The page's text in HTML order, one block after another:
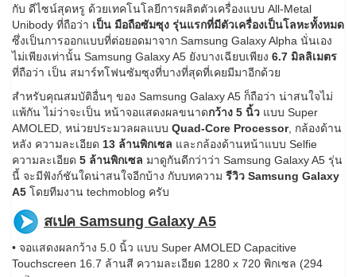
กับ ดีไซน์สุดหรู ด้วยเทคโนโลยีการผลิตตัวเครื่องแบบ All-Metal
Unibody ที่ถือว่า เป็น มือถือซัมซุง รุ่นแรกที่มีตัวเครื่องเป็นโลหะทั้งหมด
ซึ่งเป็นการออกแบบที่ต่อยอดมาจาก Samsung Galaxy Alpha นั่นเอง
ไม่เพียงเท่านั้น Samsung Galaxy A5 ยังบางเฉียบเพียง 6.7 มิลลิเมตร
ที่ถือว่า เป็น สมาร์ทโฟนซัมซุงที่บางที่สุดที่เคยมีมาอีกด้วย
สำหรับคุณสมบัติอื่นๆ ของ Samsung Galaxy A5 ก็ถือว่า น่าสนใจไม่
แพ้กัน ไม่ว่าจะเป็น หน้าจอแสดงผลขนาดกว้าง 5 นิ้ว แบบ Super
AMOLED, หน่วยประมวลผลแบบ Quad-Core Processor, กล้องด้าน
หลัง ความละเอียด 13 ล้านพิกเซล และกล้องด้านหน้าแบบ Selfie
ความละเอียด 5 ล้านพิกเซล มาดูกันดีกว่าว่า Samsung Galaxy A5 รุ่น
นี้ จะมีฟังก์ชันใดน่าสนใจอีกบ้าง กับบทความ รีวิว Samsung Galaxy
A5 โดยทีมงาน techmoblog ครับ
สเปค Samsung Galaxy A5
• จอแสดงผลกว้าง 5.0 นิ้ว แบบ Super AMOLED Capacitive
Touchscreen 16.7 ล้านสี ความละเอียด 1280 x 720 พิกเซล (294